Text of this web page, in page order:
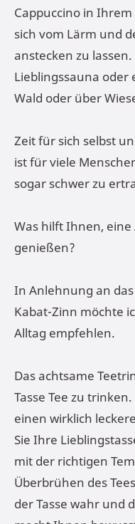
Cappuccino in
sich vom Lärm und
anstecken zu
Lieblingssauna oder
Wald oder über
Zeit für sich selbst
ist für viele
sogar schwer zu
Was hilft Ihnen, eine
genießen?
In Anlehnung an
Kabat-Zinn möchte
Alltag empfehlen.
Das achtsame
Tasse Tee zu
einen wirklich
Sie Ihre
mit der richtigen
Überbrühen des
der Tasse wahr und